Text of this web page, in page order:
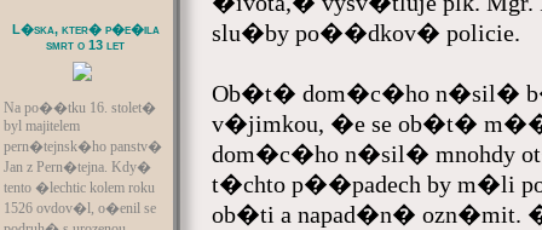
L�ska, kter� p�e�ila
smrt o 13 let
Na po��tku 16. stolet�
byl majitelem
pern�tejnsk�ho panstv�
Jan z Pern�tejna. Kdy�
tento �lechtic kolem roku
1526 ovdov�l, o�enil se
slu�by po��dkov� policie.
Ob�t� dom�c�ho n�sil�
v�jimkou, �e se ob�t�
dom�c�ho n�sil� mnohdy
t�chto p��padech by m�li
ob�ti a napad�n� ozn�mit.